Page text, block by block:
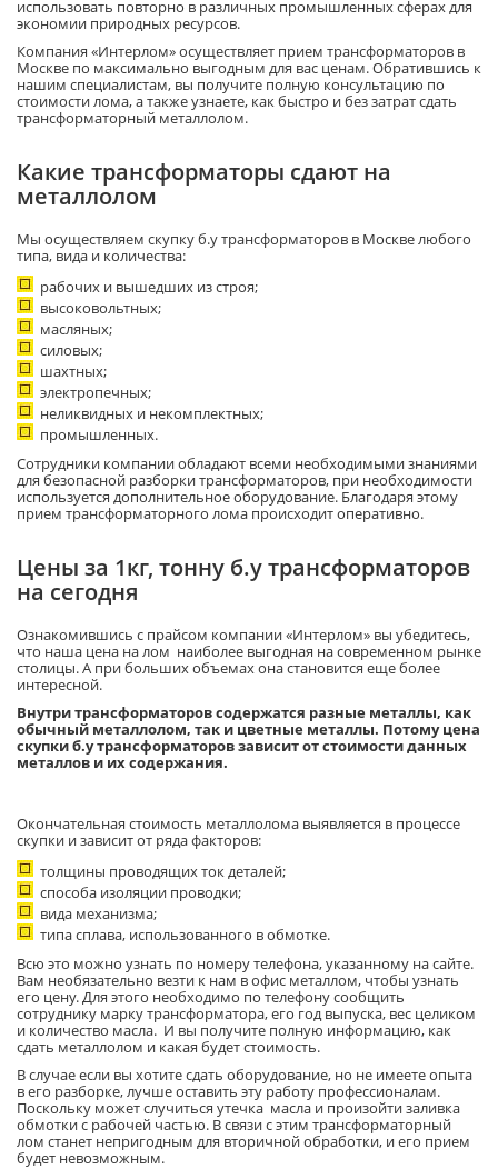
использовать повторно в различных промышленных сферах для
экономии природных ресурсов.
Компания «Интерлом» осуществляет прием трансформаторов в
Москве по максимально выгодным для вас ценам. Обратившись к
нашим специалистам, вы получите полную консультацию по
стоимости лома, а также узнаете, как быстро и без затрат сдать
трансформаторный металлолом.
Какие трансформаторы сдают на
металлолом
Мы осуществляем скупку б.у трансформаторов в Москве любого
типа, вида и количества:
рабочих и вышедших из строя;
высоковольтных;
масляных;
силовых;
шахтных;
электропечных;
неликвидных и некомплектных;
промышленных.
Сотрудники компании обладают всеми необходимыми знаниями
для безопасной разборки трансформаторов, при необходимости
используется дополнительное оборудование. Благодаря этому
прием трансформаторного лома происходит оперативно.
Цены за 1кг, тонну б.у трансформаторов
на сегодня
Ознакомившись с прайсом компании «Интерлом» вы убедитесь,
что наша цена на лом наиболее выгодная на современном рынке
столицы. А при больших объемах она становится еще более
интересной.
Внутри трансформаторов содержатся разные металлы, как
обычный металлолом, так и цветные металлы. Потому цена
скупки б.у трансформаторов зависит от стоимости данных
металлов и их содержания.
Окончательная стоимость металлолома выявляется в процессе
скупки и зависит от ряда факторов:
толщины проводящих ток деталей;
способа изоляции проводки;
вида механизма;
типа сплава, использованного в обмотке.
Всю это можно узнать по номеру телефона, указанному на сайте.
Вам необязательно везти к нам в офис металлом, чтобы узнать
его цену. Для этого необходимо по телефону сообщить
сотруднику марку трансформатора, его год выпуска, вес целиком
и количество масла. И вы получите полную информацию, как
сдать металлолом и какая будет стоимость.
В случае если вы хотите сдать оборудование, но не имеете опыта
в его разборке, лучше оставить эту работу профессионалам.
Поскольку может случиться утечка масла и произойти заливка
обмотки с рабочей частью. В связи с этим трансформаторный
лом станет непригодным для вторичной обработки, и его прием
будет невозможным.